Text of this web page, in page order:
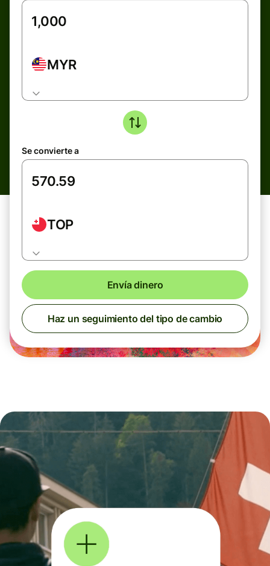
MYR
Se convierte a
TOP
Envía dinero
Haz un seguimiento del tipo de cambio